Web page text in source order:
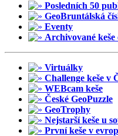
Posledních 50
GeoBruntálská
Eventy
Archivované keše
Virtuálky
Challenge keše v
WEBcam keše
České GeoPuzzle
GeoTrophy
Nejstarší keše u
První keše v